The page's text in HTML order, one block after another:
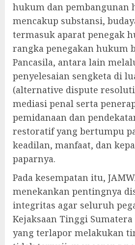
hukum dan pembangunan
mencakup substansi,
termasuk aparat penegak
rangka penegakan hukum
Pancasila, antara lain
penyelesaian sengketa di
(alternative dispute
mediasi penal serta
pemidanaan dan
restoratif yang bertumpu
keadilan, manfaat, dan
paparnya.
Pada kesempatan itu,
menekankan pentingnya
integritas agar seluruh
Kejaksaan Tinggi
yang terlapor melakukan